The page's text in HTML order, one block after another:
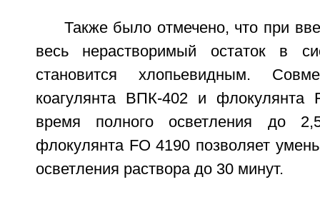
Также было отмечено, что при
весь нерастворимый остаток в
становится хлопьевидным.
коагулянта ВПК-402 и флокулянта
время полного осветления до
флокулянта FO 4190 позволяет
осветления раствора до 30 минут.